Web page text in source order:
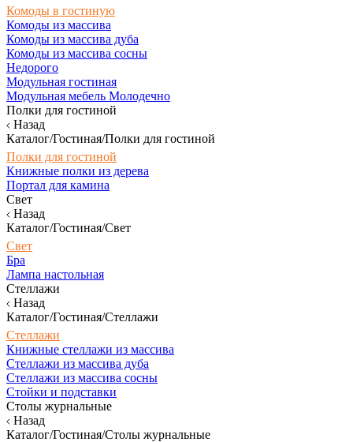
Комоды в гостиную
Комоды из массива
Комоды из массива дуба
Комоды из массива сосны
Недорого
Модульная гостиная
Модульная мебель Молодечно
Полки для гостиной
Назад
Каталог/Гостиная/Полки для гостиной
Полки для гостиной
Книжные полки из дерева
Портал для камина
Свет
Назад
Каталог/Гостиная/Свет
Свет
Бра
Лампа настольная
Стеллажи
Назад
Каталог/Гостиная/Стеллажи
Стеллажи
Книжные стеллажи из массива
Стеллажи из массива дуба
Стеллажи из массива сосны
Стойки и подставки
Столы журнальные
Назад
Каталог/Гостиная/Столы журнальные